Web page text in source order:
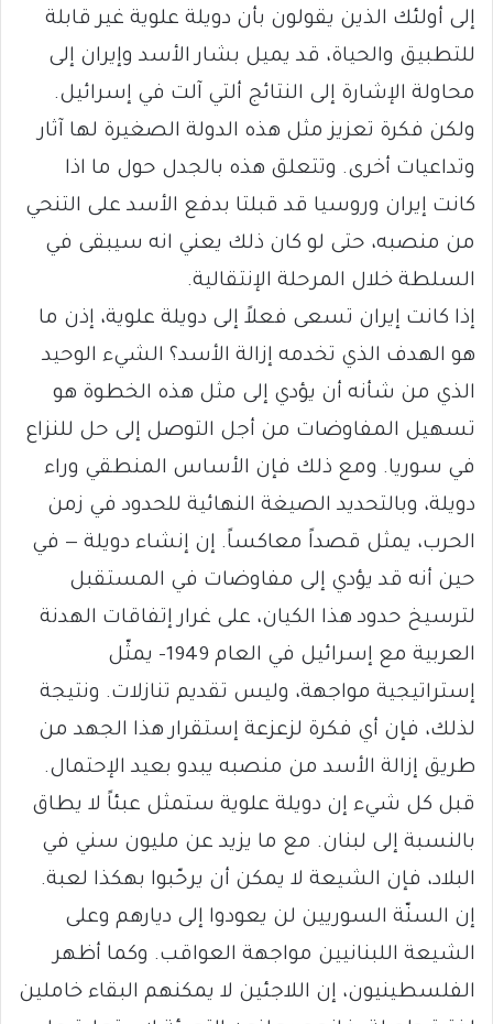
إلى أولئك الذين يقولون بأن دويلة علوية غير قابلة
للتطبيق والحياة، قد يميل بشار الأسد وإيران إلى
محاولة الإشارة إلى النتائج ألتي آلت في إسرائيل.
ولكن فكرة تعزيز مثل هذه الدولة الصغيرة لها آثار
وتداعيات أخرى. وتتعلق هذه بالجدل حول ما اذا
كانت إيران وروسيا قد قبلتا بدفع الأسد على التنحي
من منصبه، حتى لو كان ذلك يعني انه سيبقى في
السلطة خلال المرحلة الإنتقالية.
إذا كانت إيران تسعى فعلاً إلى دويلة علوية، إذن ما
هو الهدف الذي تخدمه إزالة الأسد؟ الشيء الوحيد
الذي من شأنه أن يؤدي إلى مثل هذه الخطوة هو
تسهيل المفاوضات من أجل التوصل إلى حل للنزاع
في سوريا. ومع ذلك فإن الأساس المنطقي وراء
دويلة، وبالتحديد الصيغة النهائية للحدود في زمن
الحرب، يمثل قصداً معاكساً. إن إنشاء دويلة — في
حين أنه قد يؤدي إلى مفاوضات في المستقبل
لترسيخ حدود هذا الكيان، على غرار إتفاقات الهدنة
العربية مع إسرائيل في العام 1949– يمثّل
إستراتيجية مواجهة، وليس تقديم تنازلات. ونتيجة
لذلك، فإن أي فكرة لزعزعة إستقرار هذا الجهد من
طريق إزالة الأسد من منصبه يبدو بعيد الإحتمال.
قبل كل شيء إن دويلة علوية ستمثل عبئاً لا يطاق
بالنسبة إلى لبنان. مع ما يزيد عن مليون سني في
البلاد، فإن الشيعة لا يمكن أن يرحّبوا بهكذا لعبة.
إن السنّة السوريين لن يعودوا إلى ديارهم وعلى
الشيعة اللبنانيين مواجهة العواقب. وكما أظهر
الفلسطينيون، إن اللاجئين لا يمكنهم البقاء خاملين